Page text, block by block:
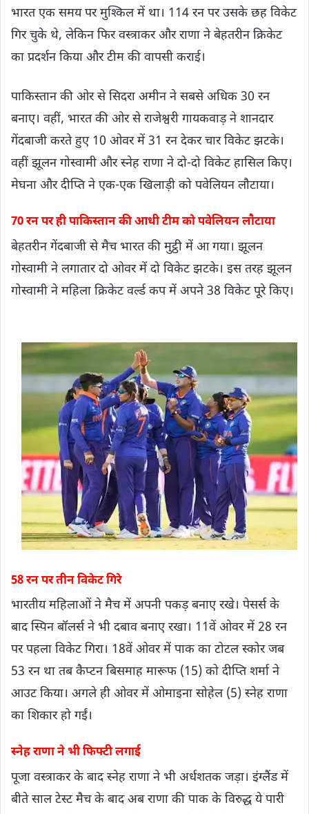
भारत एक समय पर मुश्किल में था। 114 रन पर उसके छह विकेट
गिर चुके थे, लेकिन फिर वस्त्राकर और राणा ने बेहतरीन क्रिकेट
का प्रदर्शन किया और टीम की वापसी कराई।
पाकिस्तान की ओर से सिदरा अमीन ने सबसे अधिक 30 रन
बनाए। वहीं, भारत की ओर से राजेश्वरी गायकवाड़ ने शानदार
गेंदबाजी करते हुए 10 ओवर में 31 रन देकर चार विकेट झटके।
वहीं झूलन गोस्वामी और स्नेह राणा ने दो-दो विकेट हासिल किए।
मेघना और दीप्ति ने एक-एक खिलाड़ी को पवेलियन लौटाया।
70 रन पर ही पाकिस्तान की आधी टीम को पवेलियन लौटाया
बेहतरीन गेंदबाजी से मैच भारत की मुट्ठी में आ गया। झूलन
गोस्वामी ने लगातार दो ओवर में दो विकेट झटके। इस तरह झूलन
गोस्वामी ने महिला क्रिकेट वर्ल्ड कप में अपने 38 विकेट पूरे किए।
58 रन पर तीन विकेट गिरे
भारतीय महिलाओं ने मैच में अपनी पकड़ बनाए रखे। पेसर्स के
बाद स्पिन बॉलर्स ने भी दबाव बनाए रखा। 11वें ओवर में 28 रन
पर पहला विकेट गिरा। 18वें ओवर में पाक का टोटल स्कोर जब
53 रन था तब कैप्टन बिसमाह मारूफ (15) को दीप्ति शर्मा ने
आउट किया। अगले ही ओवर में ओमाइना सोहेल (5) स्नेह राणा
का शिकार हो गईं।
स्नेह राणा ने भी फिफ्टी लगाई
पूजा वस्त्राकर के बाद स्नेह राणा ने भी अर्धशतक जड़ा। इंग्लैंड में
बीते साल टेस्ट मैच के बाद अब राणा की पाक के विरुद्ध ये पारी